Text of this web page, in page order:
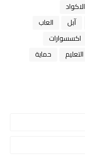
الاكواد
ﺁﺑﻞ
العاب
اكسسوارات
التعليم
حماية